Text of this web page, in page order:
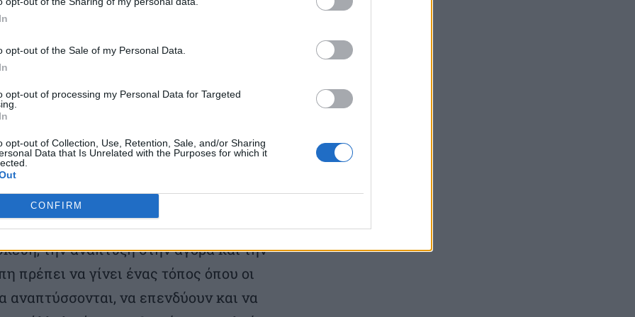
opt-out of the Sale of my Personal Data.
opt-out of processing my Personal Data for Targeted
opt-out of Collection, Use, Retention, Sale, and/or Sharing
Data that Is Unrelated with the Purposes for which it
CONFIRM
στο εμπόριο εκτός της Ένωσης.
στην αντιστροφή αυτής της τάσης,
για τη βιοτεχνολογία αποτελεί μοναδική
ανταγωνιστικότητας της
ότι η επιστημονική και τεχνολογική
τους ασθενείς και τους πολίτες.
ο Κανονισμός θα πρέπει να καλύπτει
από την έρευνα και την
την ανάπτυξη στην αγορά και την
να γίνει ένας τόπος όπου οι
αναπτύσσονται, να επενδύουν και να